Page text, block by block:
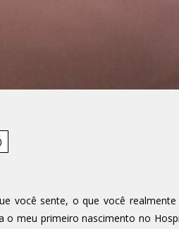
você sente, o que você
meu primeiro nascimento no